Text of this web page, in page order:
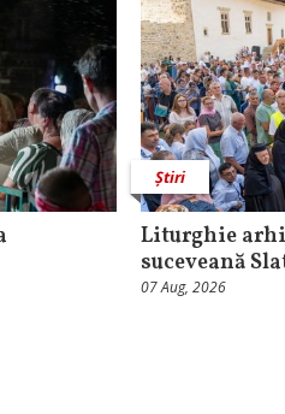
Știri
Liturghie
suceveană
07 Aug, 2026